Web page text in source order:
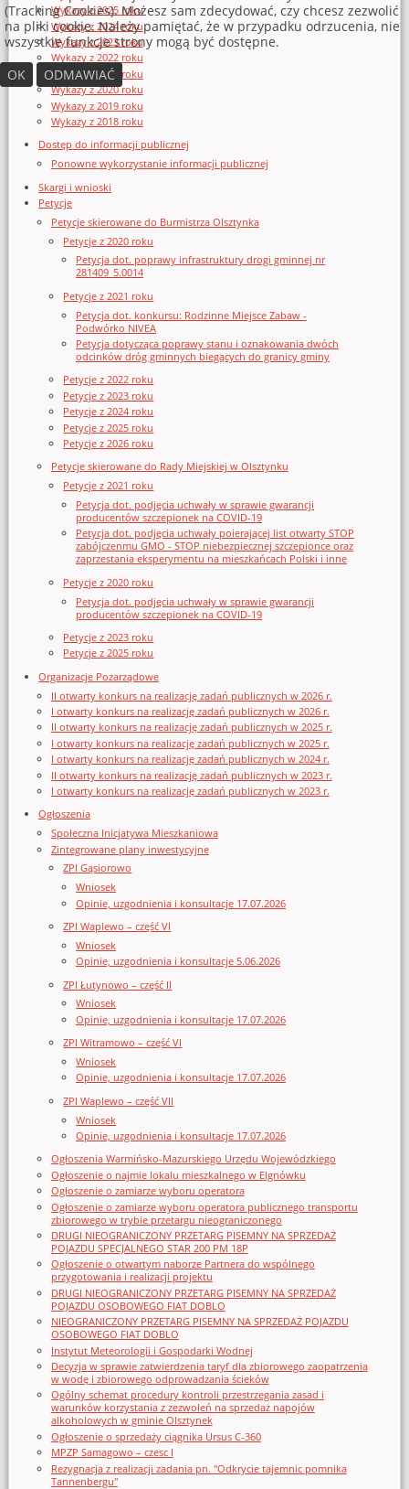
Wykazy z 2025 roku
Wykazy z 2024 roku
Wykazy z 2023 roku
Wykazy z 2022 roku
Wykazy z 2021 roku
Wykazy z 2020 roku
Wykazy z 2019 roku
Wykazy z 2018 roku
Dostęp do informacji publicznej
Ponowne wykorzystanie informacji publicznej
Skargi i wnioski
Petycje
Petycje skierowane do Burmistrza Olsztynka
Petycje z 2020 roku
Petycja dot. poprawy infrastruktury drogi gminnej nr
281409_5.0014
Petycje z 2021 roku
Petycja dot. konkursu: Rodzinne Miejsce Zabaw -
Podwórko NIVEA
Petycja dotycząca poprawy stanu i oznakowania dwóch
odcinków dróg gminnych biegących do granicy gminy
Petycje z 2022 roku
Petycje z 2023 roku
Petycje z 2024 roku
Petycje z 2025 roku
Petycje z 2026 roku
Petycje skierowane do Rady Miejskiej w Olsztynku
Petycje z 2021 roku
Petycja dot. podjęcia uchwały w sprawie gwarancji
producentów szczepionek na COVID-19
Petycja dot. podjęcia uchwały poierającej list otwarty STOP
zabójczenmu GMO - STOP niebezpiecznej szczepionce oraz
zaprzestania eksperymentu na mieszkańcach Polski i inne
Petycje z 2020 roku
Petycja dot. podjęcia uchwały w sprawie gwarancji
producentów szczepionek na COVID-19
Petycje z 2023 roku
Petycje z 2025 roku
Organizacje Pozarządowe
II otwarty konkurs na realizację zadań publicznych w 2026 r.
I otwarty konkurs na realizację zadań publicznych w 2026 r.
II otwarty konkurs na realizację zadań publicznych w 2025 r.
I otwarty konkurs na realizację zadań publicznych w 2025 r.
I otwarty konkurs na realizację zadań publicznych w 2024 r.
II otwarty konkurs na realizację zadań publicznych w 2023 r.
I otwarty konkurs na realizację zadań publicznych w 2023 r.
Ogłoszenia
Społeczna Inicjatywa Mieszkaniowa
Zintegrowane plany inwestycyjne
ZPI Gąsiorowo
Wniosek
Opinie, uzgodnienia i konsultacje 17.07.2026
ZPI Waplewo – część VI
Wniosek
Opinie, uzgodnienia i konsultacje 5.06.2026
ZPI Łutynowo – część II
Wniosek
Opinie, uzgodnienia i konsultacje 17.07.2026
ZPI Witramowo – część VI
Wniosek
Opinie, uzgodnienia i konsultacje 17.07.2026
ZPI Waplewo – część VII
Wniosek
Opinie, uzgodnienia i konsultacje 17.07.2026
Ogłoszenia Warmińsko-Mazurskiego Urzędu Wojewódzkiego
Ogłoszenie o najmie lokalu mieszkalnego w Elgnówku
Ogłoszenie o zamiarze wyboru operatora
Ogłoszenie o zamiarze wyboru operatora publicznego transportu
zbiorowego w trybie przetargu nieograniczonego
DRUGI NIEOGRANICZONY PRZETARG PISEMNY NA SPRZEDAŻ
POJAZDU SPECJALNEGO STAR 200 PM 18P
Ogłoszenie o otwartym naborze Partnera do wspólnego
przygotowania i realizacji projektu
DRUGI NIEOGRANICZONY PRZETARG PISEMNY NA SPRZEDAŻ
POJAZDU OSOBOWEGO FIAT DOBLO
NIEOGRANICZONY PRZETARG PISEMNY NA SPRZEDAŻ POJAZDU
OSOBOWEGO FIAT DOBLO
Instytut Meteorologii i Gospodarki Wodnej
Decyzja w sprawie zatwierdzenia taryf dla zbiorowego zaopatrzenia
w wodę i zbiorowego odprowadzania ścieków
Ogólny schemat procedury kontroli przestrzegania zasad i
warunków korzystania z zezwoleń na sprzedaż napojów
alkoholowych w gminie Olsztynek
Ogłoszenie o sprzedaży ciągnika Ursus C-360
MPZP Samagowo – czesc I
Rezygnacja z realizacji zadania pn. "Odkrycie tajemnic pomnika
Tannenbergu"
(Tracking Cookies). Możesz sam zdecydować, czy chcesz zezwolić
na pliki cookie. Należy pamiętać, że w przypadku odrzucenia, nie
wszystkie funkcje strony mogą być dostępne.
OK
ODMAWIAĆ